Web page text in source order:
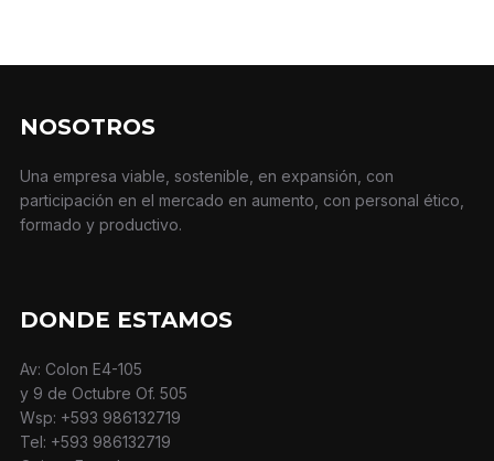
NOSOTROS
Una empresa viable, sostenible, en expansión, con
participación en el mercado en aumento, con personal ético,
formado y productivo.
DONDE ESTAMOS
Av: Colon E4-105
y 9 de Octubre Of. 505
Wsp: +593 986132719
Tel: +593 986132719